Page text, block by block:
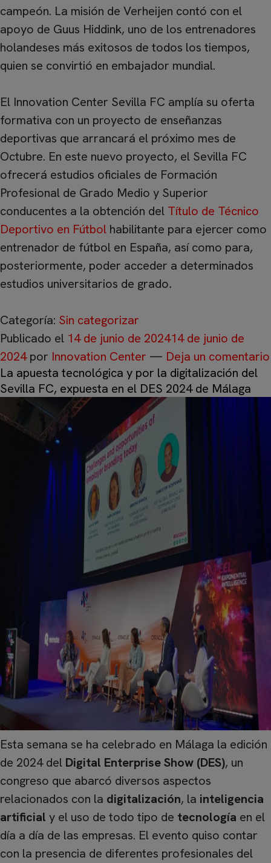
campeón. La misión de Verheijen contó con el
apoyo de Guus Hiddink, uno de los entrenadores
holandeses más exitosos de todos los tiempos,
quien se convirtió en embajador mundial.
El Innovation Center Sevilla FC amplía su oferta
formativa con un proyecto de enseñanzas
deportivas que arrancará el próximo mes de
Octubre. En este nuevo proyecto, el Sevilla FC
ofrecerá estudios oficiales de Formación
Profesional de Grado Medio y Superior
conducentes a la obtención del Título de Técnico
Deportivo en Fútbol habilitante para ejercer como
entrenador de fútbol en España, así como para,
posteriormente, poder acceder a determinados
estudios universitarios de grado.
Categoría: Sin categorizar
Publicado el 14 de junio de 202414 de junio de
2024 por Innovation Center — Deja un comentario
La apuesta tecnológica y por la digitalización del
Sevilla FC, expuesta en el DES 2024 de Málaga
Esta semana se ha celebrado en Málaga la edición
de 2024 del Digital Enterprise Show (DES), un
congreso que abarcó diversos aspectos
relacionados con la digitalización, la inteligencia
artificial y el uso de todo tipo de tecnología en el
día a día de las empresas. El evento quiso contar
con la presencia de diferentes profesionales del